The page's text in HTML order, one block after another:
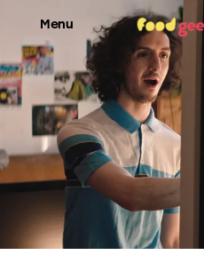
Menu
Food’News
Food’Com
Food’Art